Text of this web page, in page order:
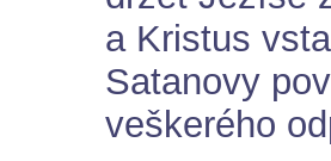
a Kristus
Satanovy
veškerého